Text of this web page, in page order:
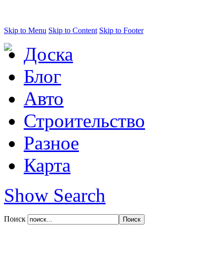
Skip to Menu Skip to Content Skip to Footer
Доска
Блог
Авто
Строительство
Разное
Карта
Show Search
Поиск